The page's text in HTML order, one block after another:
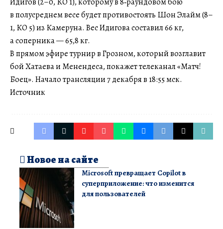
в полусреднем весе будет противостоять Шон Элайм (8–
1, КО 5) из Камеруна. Вес Идигова составил 66 кг,
а соперника — 65,8 кг.
В прямом эфире турнир в Грозном, который возглавит
бой Хатаева и Менендеса, покажет телеканал «Матч!
Боец». Начало трансляции 7 декабря в 18:55 мск.
Источник
Новое на сайте
Microsoft превращает Copilot в
суперприложение: что изменится
для пользователей